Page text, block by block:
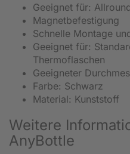
Geeignet für:
Magnetbefestigung
Schnelle Montage
Geeignet für:
Thermoflaschen
Geeigneter
Farbe: Schwarz
Material: Kunststoff
Weitere
AnyBottle